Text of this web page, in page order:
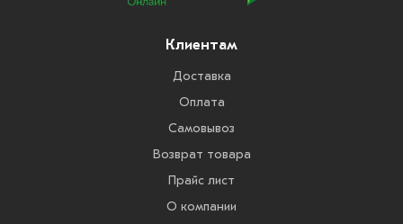
Клиентам
Доставка
Оплата
Самовывоз
Возврат товара
Прайс лист
О компании